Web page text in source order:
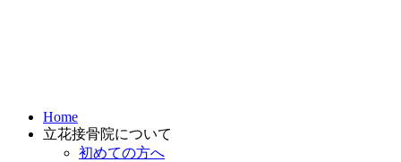
Home
立花接骨院について
初めての方へ